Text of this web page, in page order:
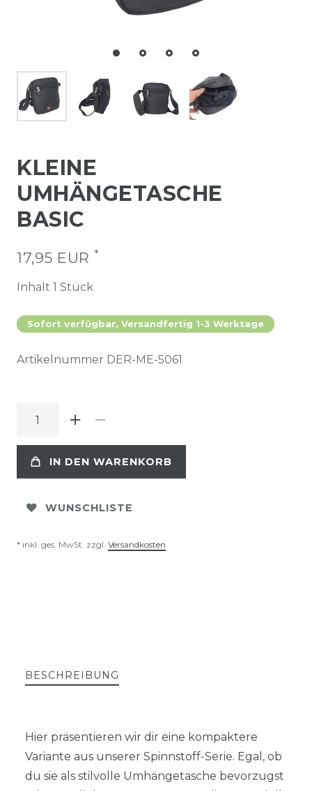
KLEINE
UMHÄNGETASCHE
BASIC
17,95 EUR *
Inhalt 1 Stück
Sofort verfügbar, Versandfertig 1-3 Werktage
Artikelnummer DER-ME-5061
IN DEN WARENKORB
WUNSCHLISTE
* inkl. ges. MwSt. zzgl. Versandkosten
BESCHREIBUNG
Hier präsentieren wir dir eine kompaktere
Variante aus unserer Spinnstoff-Serie. Egal, ob
du sie als stilvolle Umhängetasche bevorzugst